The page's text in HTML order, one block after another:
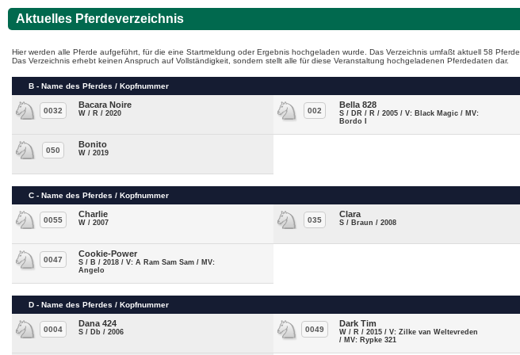
Aktuelles Pferdeverzeichnis
Hier werden alle Pferde aufgeführt, für die eine Startmeldung oder Ergebnis hochgeladen wurde. Das Verzeichnis umfaßt aktuell 58 Pferde.
Das Verzeichnis erhebt keinen Anspruch auf Vollständigkeit, sondern stellt alle für diese Veranstaltung hochgeladenen Pferdedaten dar.
B - Name des Pferdes / Kopfnummer
0032
Bacara Noire
W / R / 2020 002
Bella 828
S / DR / R / 2005 / V: Black Magic / MV:
Bordo I
050
Bonito
W / 2019
C - Name des Pferdes / Kopfnummer
0055
Charlie
W / 2007 035
Clara
S / Braun / 2008
0047
Cookie-Power
S / B / 2018 / V: A Ram Sam Sam / MV:
Angelo
D - Name des Pferdes / Kopfnummer
0004
Dana 424
S / Db / 2006 0049
Dark Tim
W / R / 2015 / V: Zilke van Weltevreden
/ MV: Rypke 321